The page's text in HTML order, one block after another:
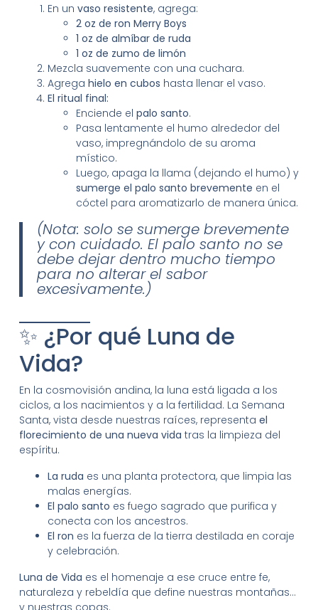
En un vaso resistente, agrega:
2 oz de ron Merry Boys
1 oz de almíbar de ruda
1 oz de zumo de limón
Mezcla suavemente con una cuchara.
Agrega hielo en cubos hasta llenar el vaso.
El ritual final:
Enciende el palo santo.
Pasa lentamente el humo alrededor del
vaso, impregnándolo de su aroma
místico.
Luego, apaga la llama (dejando el humo) y
sumerge el palo santo brevemente en el
cóctel para aromatizarlo de manera única.
(Nota: solo se sumerge brevemente
y con cuidado. El palo santo no se
debe dejar dentro mucho tiempo
para no alterar el sabor
excesivamente.)
✨ ¿Por qué Luna de
Vida?
En la cosmovisión andina, la luna está ligada a los
ciclos, a los nacimientos y a la fertilidad. La Semana
Santa, vista desde nuestras raíces, representa el
florecimiento de una nueva vida tras la limpieza del
espíritu.
La ruda es una planta protectora, que limpia las
malas energías.
El palo santo es fuego sagrado que purifica y
conecta con los ancestros.
El ron es la fuerza de la tierra destilada en coraje
y celebración.
Luna de Vida es el homenaje a ese cruce entre fe,
naturaleza y rebeldía que define nuestras montañas…
y nuestras copas.